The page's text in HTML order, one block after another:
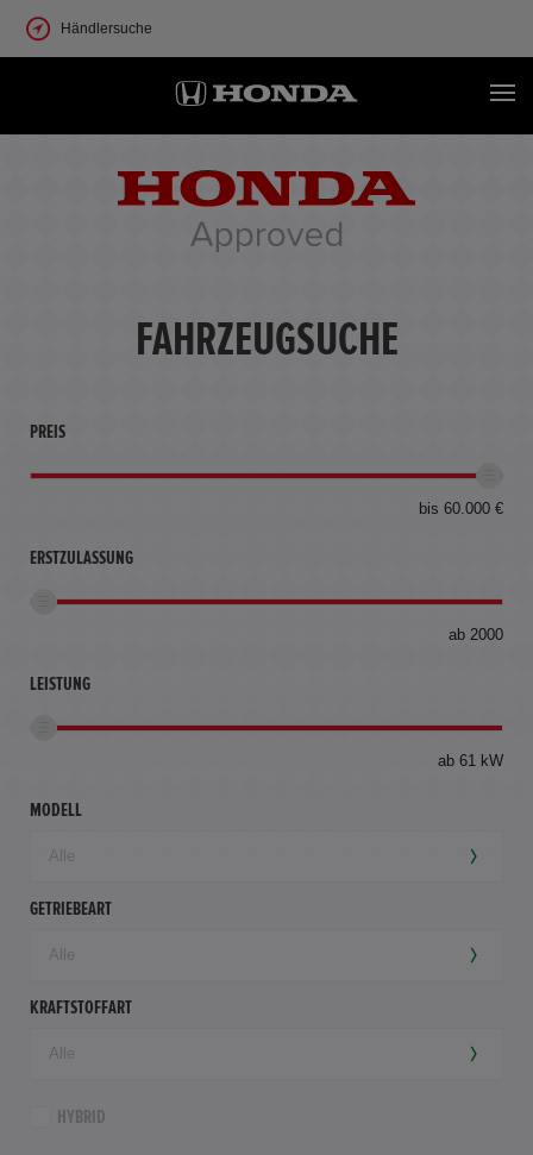
Händlersuche
FAHRZEUGSUCHE
PREIS
bis 60.000 €
ERSTZULASSUNG
ab 2000
LEISTUNG
ab 61 kW
MODELL
GETRIEBEART
KRAFTSTOFFART
HYBRID